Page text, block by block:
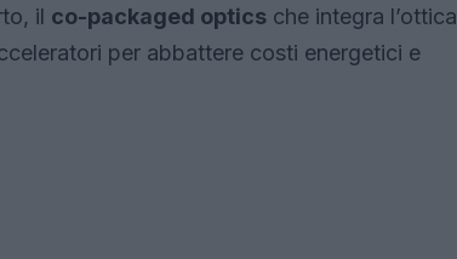
il co-packaged optics che integra l’ottica
per abbattere costi energetici e